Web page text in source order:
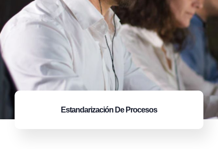
Estandarización De Procesos